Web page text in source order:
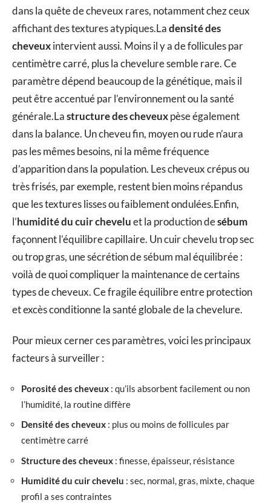
dans la quête de cheveux rares, notamment chez ceux
affichant des textures atypiques.Ladensité des
cheveuxintervient aussi. Moins il y a de follicules par
centimètre carré, plus la chevelure semble rare. Ce
paramètre dépend beaucoup de la génétique, mais il
peut être accentué par l’environnement ou la santé
générale.Lastructure des cheveuxpèse également
dans la balance. Un cheveu fin, moyen ou rude n’aura
pas les mêmes besoins, ni la même fréquence
d’apparition dans la population. Les cheveux crépus ou
très frisés, par exemple, restent bien moins répandus
que les textures lisses ou faiblement ondulées.Enfin,
l’humidité du cuir cheveluet la production desébum
façonnent l’équilibre capillaire. Un cuir chevelu trop sec
ou trop gras, une sécrétion de sébum mal équilibrée :
voilà de quoi compliquer la maintenance de certains
types de cheveux. Ce fragile équilibre entre protection
et excès conditionne la santé globale de la chevelure.
Pour mieux cerner ces paramètres, voici les principaux
facteurs à surveiller :
Porosité des cheveux : qu’ils absorbent facilement ou non
l’humidité, la routine diffère
Densité des cheveux : plus ou moins de follicules par
centimètre carré
Structure des cheveux : finesse, épaisseur, résistance
Humidité du cuir chevelu : sec, normal, gras, mixte, chaque
profil a ses contraintes